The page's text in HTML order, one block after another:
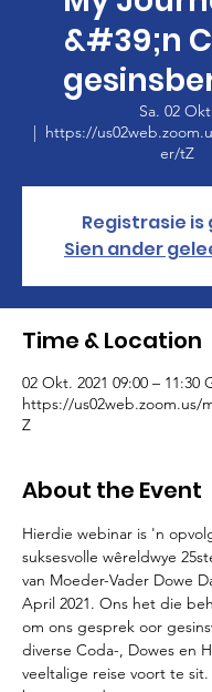
&#39;n
Sa. 02
  |
https://
er/tZ
Registrasie is
Sien ander
Time & Location
02 Okt. 2021 09:00 – 11:30
https://
Z
About the Event
Hierdie webinar is 'n
suksesvolle wêreldwye
van Moeder-Vader Dowe
April 2021. Ons het die
om ons gesprek oor
diverse Coda-, Dowes en
veeltalige reise voort te